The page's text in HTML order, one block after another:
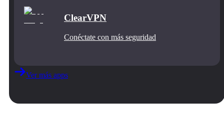
ClearVPN
Conéctate con más seguridad
Ver más apps